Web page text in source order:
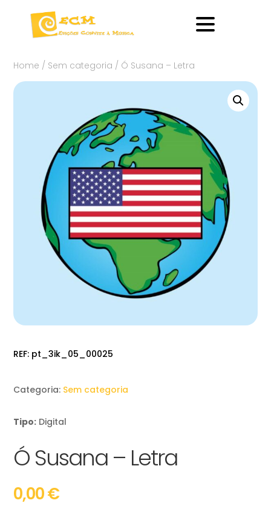
Home / Sem categoria / Ó Susana – Letra
REF: pt_3ik_05_00025
Categoria: Sem categoria
Tipo: Digital
Ó Susana – Letra
0,00€